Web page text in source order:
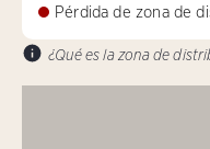
Pérdida de zona de
¿Qué es la zona de